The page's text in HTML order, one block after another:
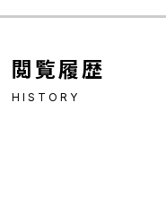
閲覧履歴
HISTORY